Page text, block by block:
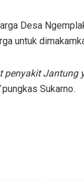
Desa
untuk
penyakit
pungkas Sukarno.